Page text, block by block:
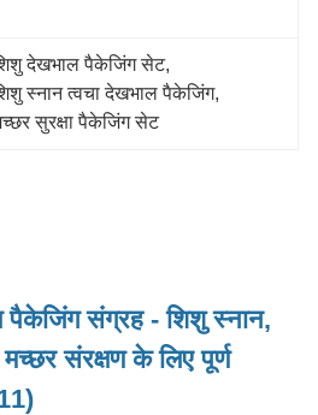
देखभाल पैकेजिंग सेट,
स्नान त्वचा देखभाल पैकेजिंग,
सुरक्षा पैकेजिंग सेट
पैकेजिंग संग्रह - शिशु स्नान,
संरक्षण के लिए पूर्ण